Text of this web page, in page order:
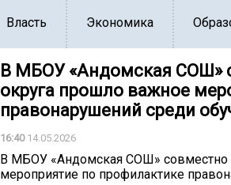
Власть Экономика
В МБОУ «Андомская СОШ»
округа прошло важное
правонарушений среди
16:4014.05.2026
В МБОУ «Андомская СОШ»
мероприятие по профилактике